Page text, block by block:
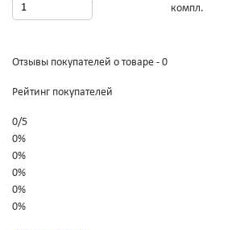
компл.
Отзывы покупателей о товаре - 0
Рейтинг покупателей
0/5
0%
0%
0%
0%
0%